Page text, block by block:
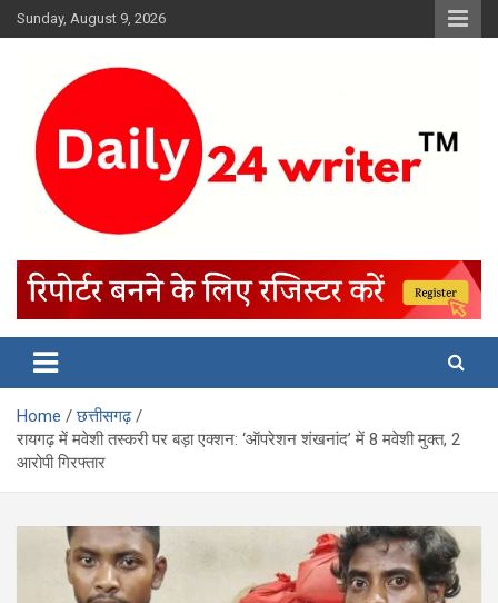
Skip
to
Sunday, August 9, 2026
Home
छत्तीसगढ़
रायगढ़ में मवेशी तस्करी पर बड़ा एक्शन: ‘ऑपरेशन शंखनांद’ में 8 मवेशी मुक्त, 2
आरोपी गिरफ्तार